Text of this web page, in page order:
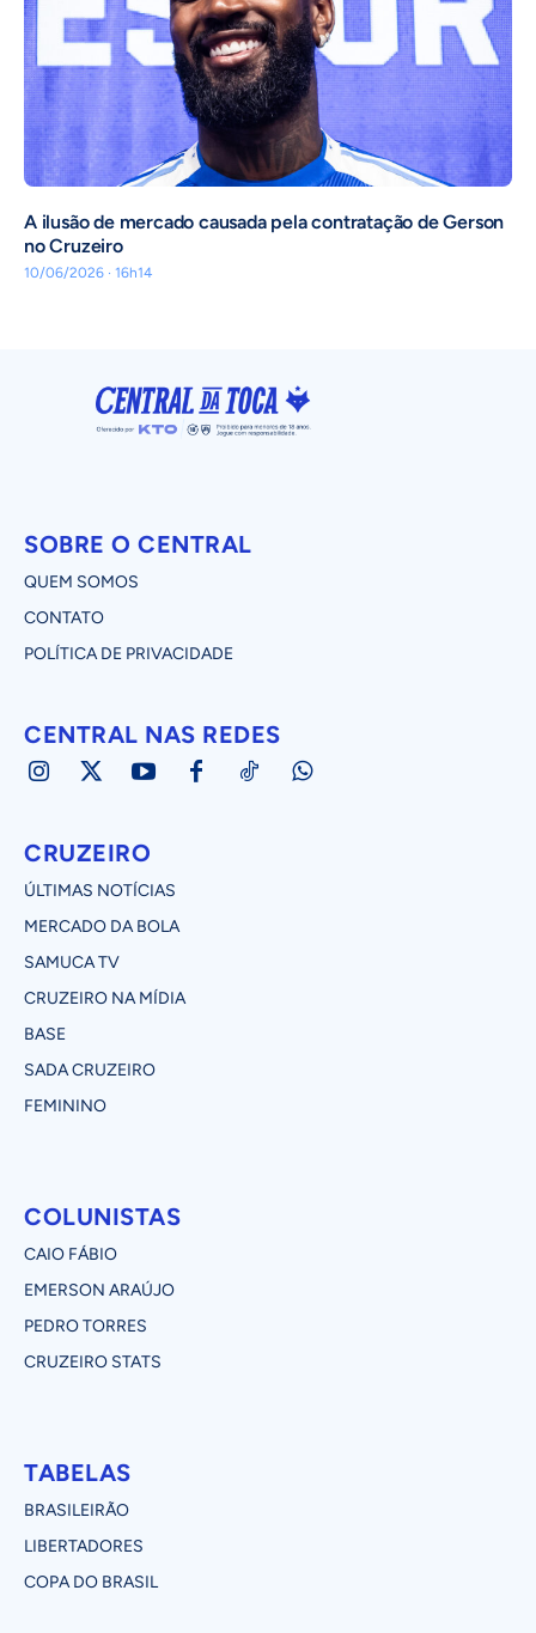
A ilusão de mercado causada pela contratação de Gerson
no Cruzeiro
10/06/2026 · 16h14
SOBRE O CENTRAL
QUEM SOMOS
CONTATO
POLÍTICA DE PRIVACIDADE
CENTRAL NAS REDES
CRUZEIRO
ÚLTIMAS NOTÍCIAS
MERCADO DA BOLA
SAMUCA TV
CRUZEIRO NA MÍDIA
BASE
SADA CRUZEIRO
FEMININO
COLUNISTAS
CAIO FÁBIO
EMERSON ARAÚJO
PEDRO TORRES
CRUZEIRO STATS
TABELAS
BRASILEIRÃO
LIBERTADORES
COPA DO BRASIL